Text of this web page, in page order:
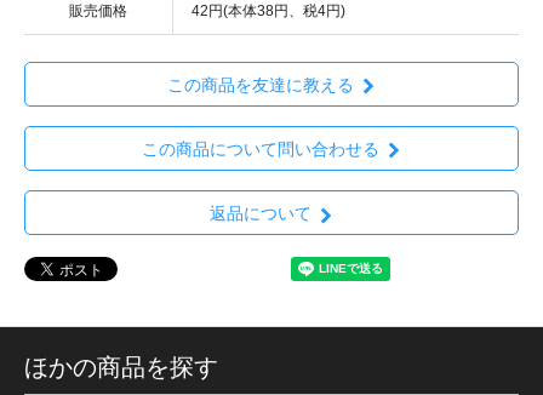
販売価格 42円(本体38円、税4円)
この商品を友達に教える
この商品について問い合わせる
返品について
ほかの商品を探す